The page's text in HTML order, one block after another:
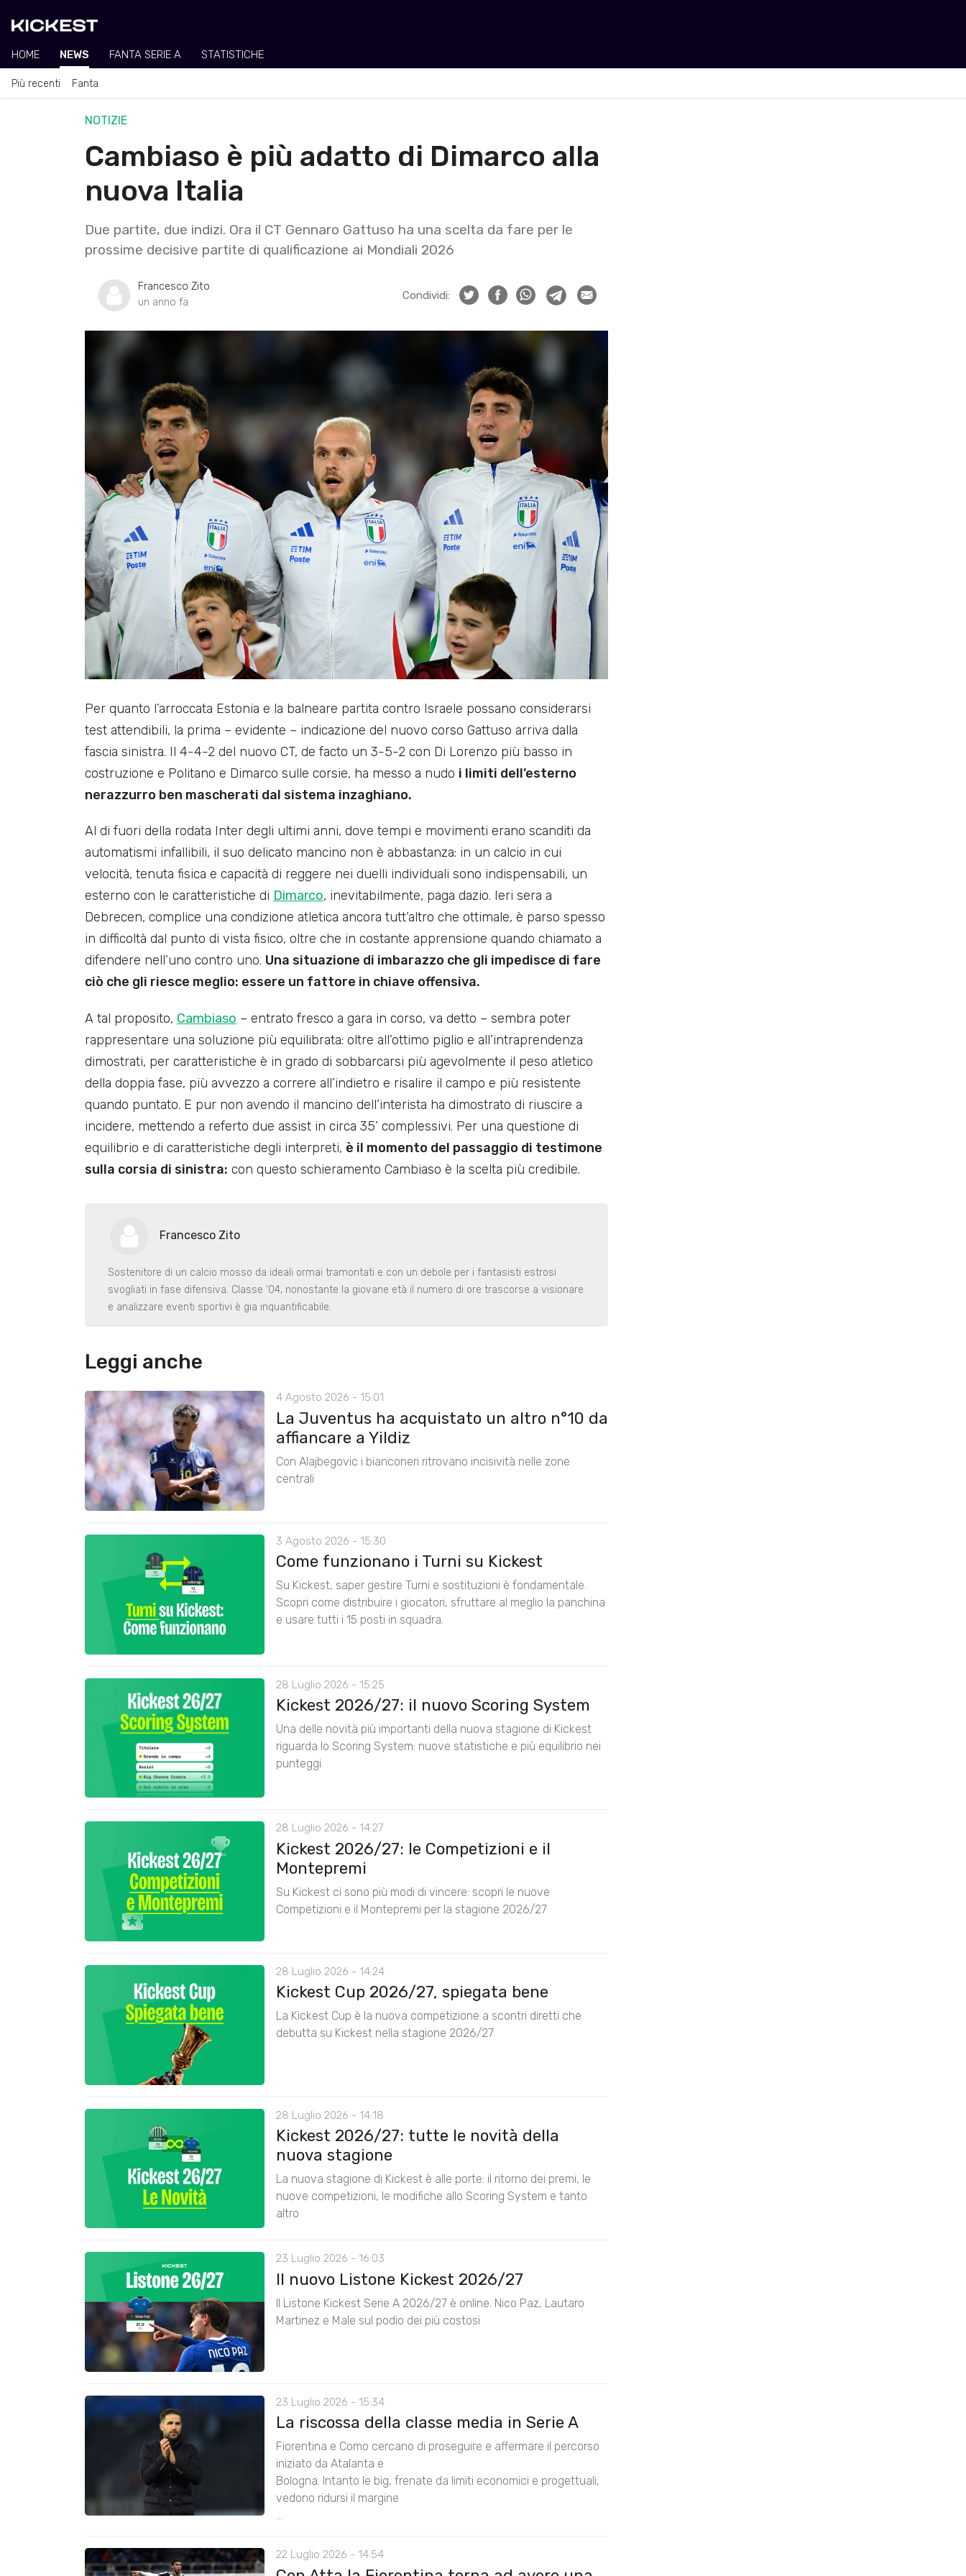
HOME NEWS FANTA SERIE A STATISTICHE
Più recenti Fanta
NOTIZIE
Cambiaso è più adatto di Dimarco alla
nuova Italia
Due partite, due indizi. Ora il CT Gennaro Gattuso ha una scelta da fare per le
prossime decisive partite di qualificazione ai Mondiali 2026
Francesco Zito
un anno fa
Condividi:
Per quanto l’arroccata Estonia e la balneare partita contro Israele possano considerarsi
test attendibili, la prima – evidente – indicazione del nuovo corso Gattuso arriva dalla
fascia sinistra. Il 4-4-2 del nuovo CT, de facto un 3-5-2 con Di Lorenzo più basso in
costruzione e Politano e Dimarco sulle corsie, ha messo a nudo i limiti dell’esterno
nerazzurro ben mascherati dal sistema inzaghiano.
Al di fuori della rodata Inter degli ultimi anni, dove tempi e movimenti erano scanditi da
automatismi infallibili, il suo delicato mancino non è abbastanza: in un calcio in cui
velocità, tenuta fisica e capacità di reggere nei duelli individuali sono indispensabili, un
esterno con le caratteristiche di Dimarco, inevitabilmente, paga dazio. Ieri sera a
Debrecen, complice una condizione atletica ancora tutt’altro che ottimale, è parso spesso
in difficoltà dal punto di vista fisico, oltre che in costante apprensione quando chiamato a
difendere nell’uno contro uno. Una situazione di imbarazzo che gli impedisce di fare
ciò che gli riesce meglio: essere un fattore in chiave offensiva.
A tal proposito, Cambiaso – entrato fresco a gara in corso, va detto – sembra poter
rappresentare una soluzione più equilibrata: oltre all’ottimo piglio e all’intraprendenza
dimostrati, per caratteristiche è in grado di sobbarcarsi più agevolmente il peso atletico
della doppia fase, più avvezzo a correre all’indietro e risalire il campo e più resistente
quando puntato. E pur non avendo il mancino dell’interista ha dimostrato di riuscire a
incidere, mettendo a referto due assist in circa 35’ complessivi. Per una questione di
equilibrio e di caratteristiche degli interpreti, è il momento del passaggio di testimone
sulla corsia di sinistra: con questo schieramento Cambiaso è la scelta più credibile.
Francesco Zito
Sostenitore di un calcio mosso da ideali ormai tramontati e con un debole per i fantasisti estrosi
svogliati in fase difensiva. Classe '04, nonostante la giovane età il numero di ore trascorse a visionare
e analizzare eventi sportivi è gia inquantificabile.
Leggi anche
4 Agosto 2026 - 15:01
La Juventus ha acquistato un altro n°10 da
affiancare a Yildiz
Con Alajbegovic i bianconeri ritrovano incisività nelle zone
centrali
3 Agosto 2026 - 15:30
Come funzionano i Turni su Kickest
Su Kickest, saper gestire Turni e sostituzioni è fondamentale.
Scopri come distribuire i giocatori, sfruttare al meglio la panchina
e usare tutti i 15 posti in squadra.
28 Luglio 2026 - 15:25
Kickest 2026/27: il nuovo Scoring System
Una delle novità più importanti della nuova stagione di Kickest
riguarda lo Scoring System: nuove statistiche e più equilibrio nei
punteggi
28 Luglio 2026 - 14:27
Kickest 2026/27: le Competizioni e il
Montepremi
Su Kickest ci sono più modi di vincere: scopri le nuove
Competizioni e il Montepremi per la stagione 2026/27
28 Luglio 2026 - 14:24
Kickest Cup 2026/27, spiegata bene
La Kickest Cup è la nuova competizione a scontri diretti che
debutta su Kickest nella stagione 2026/27
28 Luglio 2026 - 14:18
Kickest 2026/27: tutte le novità della
nuova stagione
La nuova stagione di Kickest è alle porte: il ritorno dei premi, le
nuove competizioni, le modifiche allo Scoring System e tanto
altro
23 Luglio 2026 - 16:03
Il nuovo Listone Kickest 2026/27
Il Listone Kickest Serie A 2026/27 è online. Nico Paz, Lautaro
Martinez e Male sul podio dei più costosi
23 Luglio 2026 - 15:34
La riscossa della classe media in Serie A
Fiorentina e Como cercano di proseguire e affermare il percorso
iniziato da Atalanta e
Bologna. Intanto le big, frenate da limiti economici e progettuali,
vedono ridursi il margine
...
22 Luglio 2026 - 14:54